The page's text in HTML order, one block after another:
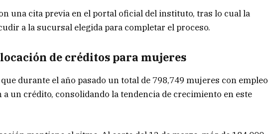
una cita previa en el portal oficial del instituto, tras lo cual la
a la sucursal elegida para completar el proceso.
de créditos para mujeres
durante el año pasado un total de 798,749 mujeres con empleo
un crédito, consolidando la tendencia de crecimiento en este